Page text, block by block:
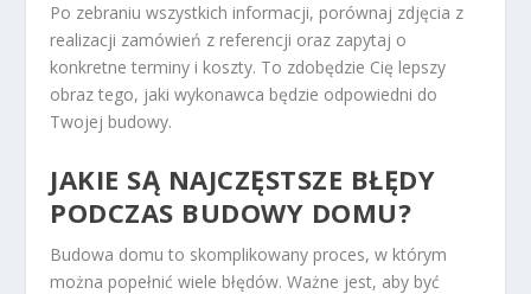
Po zebraniu wszystkich informacji, porównaj zdjęcia z
realizacji zamówień z referencji oraz zapytaj o
konkretne terminy i koszty. To zdobędzie Cię lepszy
obraz tego, jaki wykonawca będzie odpowiedni do
Twojej budowy.
JAKIE SĄ NAJCZĘSTSZE BŁĘDY
PODCZAS BUDOWY DOMU?
Budowa domu to skomplikowany proces, w którym
można popełnić wiele błędów. Ważne jest, aby być